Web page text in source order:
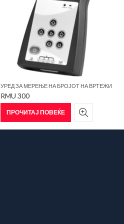
УРЕД ЗА МЕРЕЊЕ НА БРОЈОТ НА ВРТЕЖИ
RMU 300
ПРОЧИТАЈ ПОВЕЌЕ